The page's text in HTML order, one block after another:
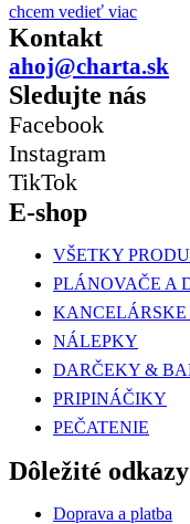
chcem vedieť viac
Kontakt
ahoj@charta.sk
Sledujte nás
Facebook
Instagram
TikTok
E-shop
VŠETKY
PLÁNOVAČE A
NÁLEPKY
DARČEKY &
PRIPINÁČIKY
PEČATENIE
Dôležité odkazy
Doprava a platba